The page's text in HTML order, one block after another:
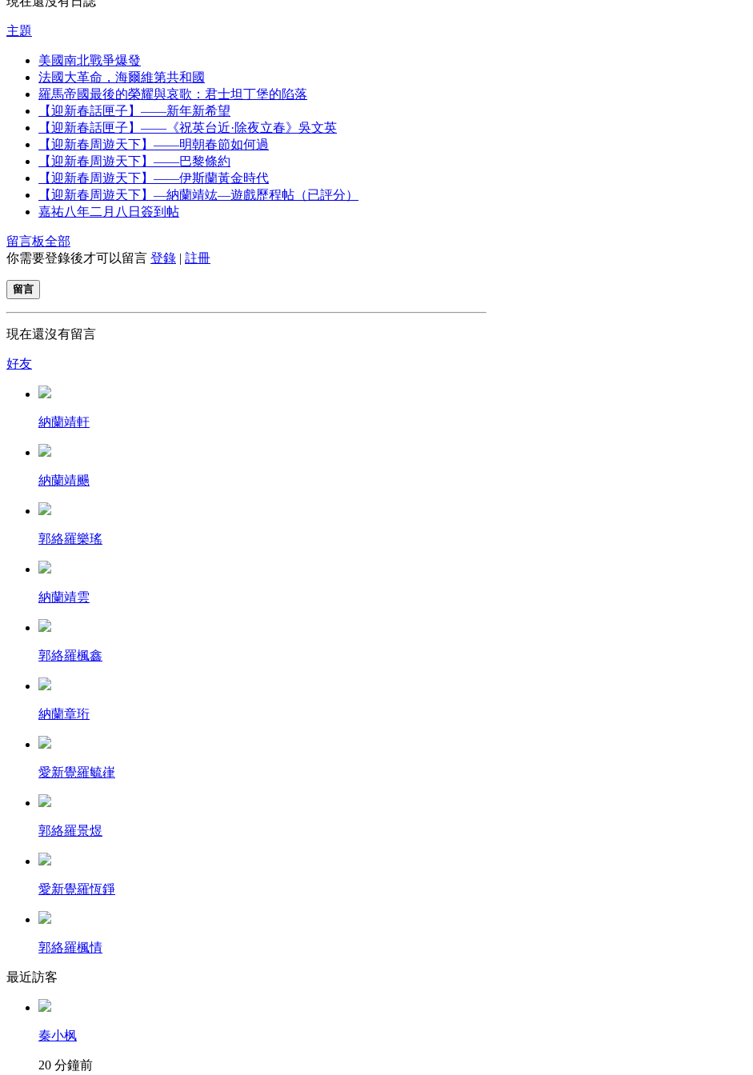
主題
美國南北戰爭爆發
法國大革命，海爾維第共和國
羅馬帝國最後的榮耀與哀歌：君士坦丁堡的陷落
【迎新春話匣子】——新年新希望
【迎新春話匣子】——《祝英台近·除夜立春》吳文英
【迎新春周遊天下】——明朝春節如何過
【迎新春周遊天下】——巴黎條約
【迎新春周遊天下】——伊斯蘭黃金時代
【迎新春周遊天下】—納蘭靖竑—遊戲歷程帖（已評分）
嘉祐八年二月八日簽到帖
留言板全部
你需要登錄後才可以留言 登錄 | 註冊
留言
現在還沒有留言
好友
納蘭靖軒
納蘭靖颺
郭絡羅樂瑤
納蘭靖雲
郭絡羅楓鑫
納蘭章珩
愛新覺羅毓嵂
郭絡羅景煜
愛新覺羅恆錚
郭絡羅楓情
最近訪客
秦小枫
20 分鐘前